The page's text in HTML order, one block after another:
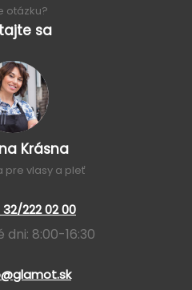
otázku?
sa
Krásna
pre vlasy a pleť
32/222 02 00
8:00-16:30